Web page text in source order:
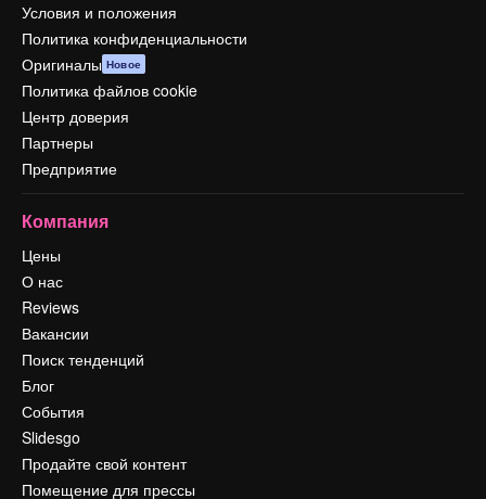
Условия и положения
Политика конфиденциальности
Оригиналы Новое
Политика файлов cookie
Центр доверия
Партнеры
Предприятие
Компания
Цены
О нас
Reviews
Вакансии
Поиск тенденций
Блог
События
Slidesgo
Продайте свой контент
Помещение для прессы